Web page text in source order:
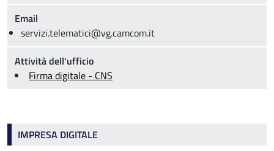
Email
servizi.telematici@vg.camcom.it
Attività dell'ufficio
Firma digitale - CNS
Impresa digitale
IMPRESA DIGITALE